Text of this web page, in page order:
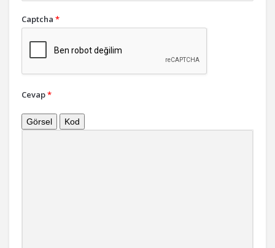
Captcha *
Cevap*
Görsel Kod